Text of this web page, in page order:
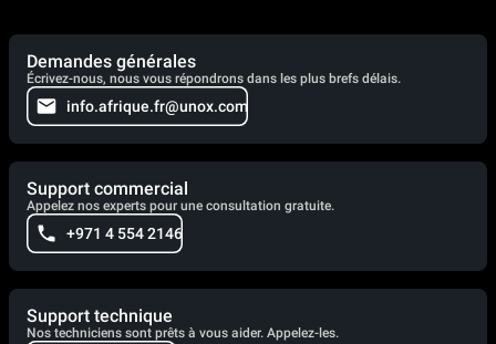
Demandes générales
Écrivez-nous, nous vous répondrons dans les plus brefs délais.
info.afrique.fr@unox.com
Support commercial
Appelez nos experts pour une consultation gratuite.
+971 4 554 2146
Support technique
Nos techniciens sont prêts à vous aider. Appelez-les.